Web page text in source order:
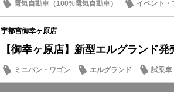
電気自動車（100%電気自動車）
イベント・
サクラ
マイナーチェンジ
宇都宮御幸ヶ原店
【御幸ヶ原店】新型エルグランド発
ミニバン・ワゴン エルグランド 試乗車